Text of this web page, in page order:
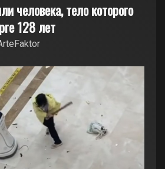
человека, тело которого
128 лет